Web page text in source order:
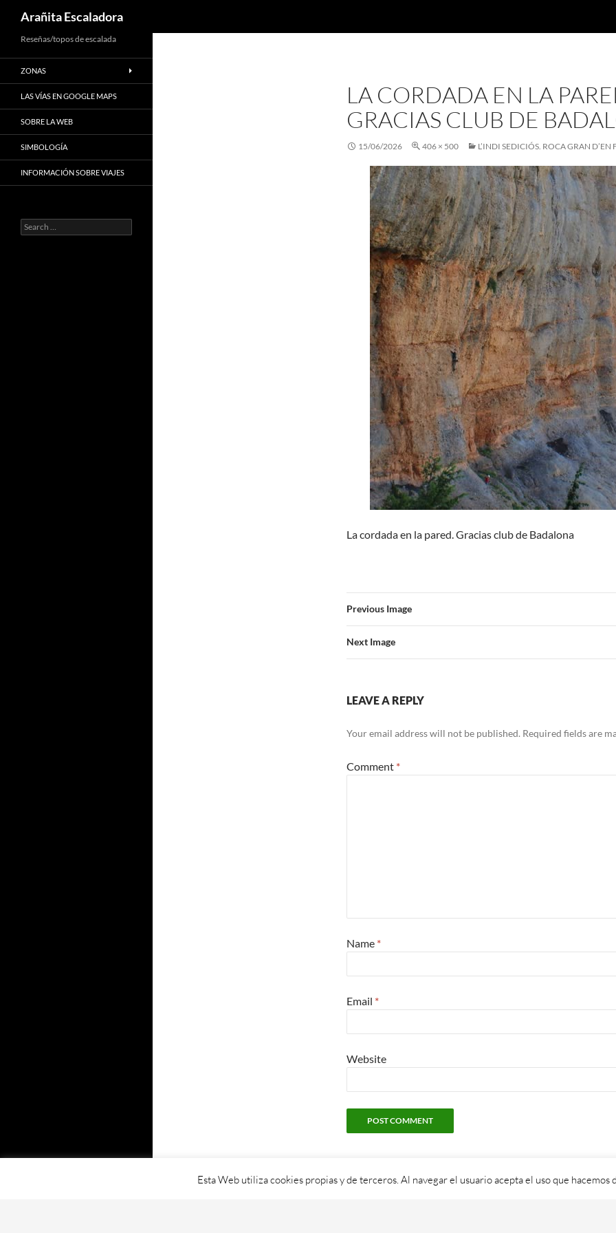
to
content
Arañita Escaladora
LA CORDADA EN LA
GRACIAS CLUB DE
15/06/2026 406 × 500 L’INDI SEDICIÓS. ROCA GRAN D’EN
La cordada en la pared. Gracias club de Badalona
Previous Image
Next Image
LEAVE A REPLY
Your email address will not be published. Required fields are
Comment *
Name *
Email *
Website
Reseñas/topos de escalada
ZONAS
LAS VÍAS EN GOOGLE MAPS
SOBRE LA WEB
SIMBOLOGÍA
INFORMACIÓN SOBRE VIAJES
Search
for:
Esta Web utiliza cookies propias y de terceros. Al navegar el usuario acepta el uso que hacemos